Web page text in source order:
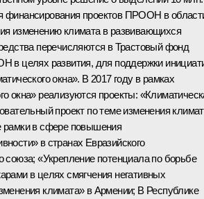
проектов ПРООН в
изменению климата в развивающихся
перечисляются в Трастовый фонд
в целях развития, для поддержки
окна». В 2017 году в рамках
окна» реализуются проекты:
проект по теме изменения
рамки в сфере повышения
в странах Евразийского
союза; «Укрепление потенциала по борьбе
в целях смягчения негативных
климата» в Армении; В Республике